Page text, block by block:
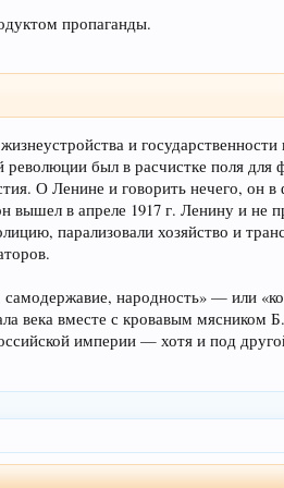
пропаганды.
и
был в расчистке поля для
О Ленине и говорить нечего, он в
в апреле 1917 г. Ленину и не
парализовали хозяйство и
самодержавие, народность» — или
века вместе с кровавым мясником
империи — хотя и под